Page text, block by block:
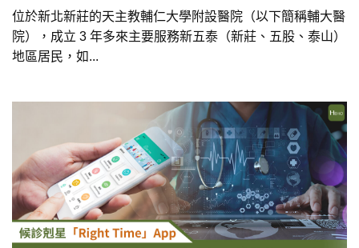
位於新北新莊的天主教輔仁大學附設醫院（以下簡稱輔大醫
院），成立 3 年多來主要服務新五泰（新莊、五股、泰山）
地區居民，如...